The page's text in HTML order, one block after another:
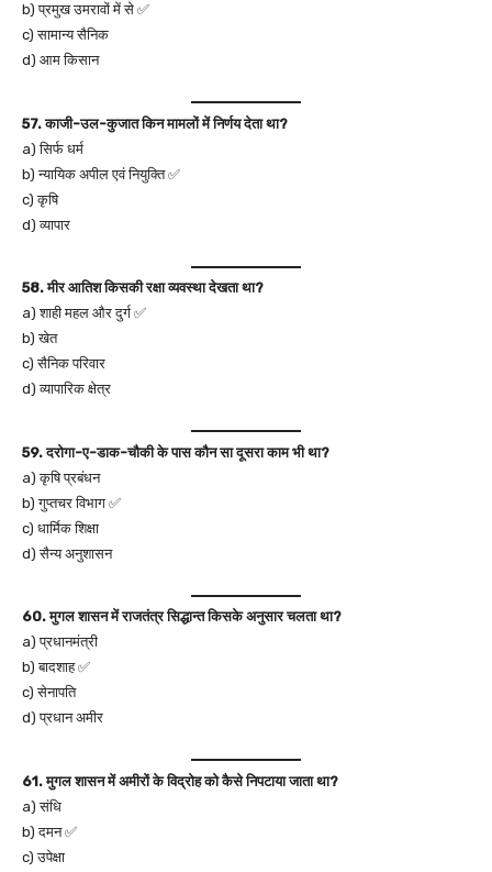
b) प्रमुख उमरावों में से ✅
c) सामान्य सैनिक
d) आम किसान
57. काजी-उल-कुजात किन मामलों में निर्णय देता था?
a) सिर्फ धर्म
b) न्यायिक अपील एवं नियुक्ति ✅
c) कृषि
d) व्यापार
58. मीर आतिश किसकी रक्षा व्यवस्था देखता था?
a) शाही महल और दुर्ग ✅
b) खेत
c) सैनिक परिवार
d) व्यापारिक क्षेत्र
59. दरोगा-ए-डाक-चौकी के पास कौन सा दूसरा काम भी था?
a) कृषि प्रबंधन
b) गुप्तचर विभाग ✅
c) धार्मिक शिक्षा
d) सैन्य अनुशासन
60. मुगल शासन में राजतंत्र सिद्धान्त किसके अनुसार चलता था?
a) प्रधानमंत्री
b) बादशाह ✅
c) सेनापति
d) प्रधान अमीर
61. मुगल शासन में अमीरों के विद्रोह को कैसे निपटाया जाता था?
a) संधि
b) दमन ✅
c) उपेक्षा